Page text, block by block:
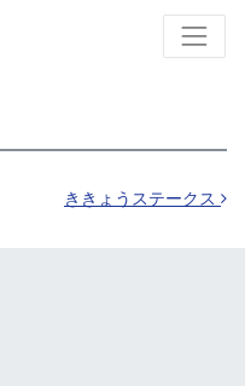
ききょうステークス